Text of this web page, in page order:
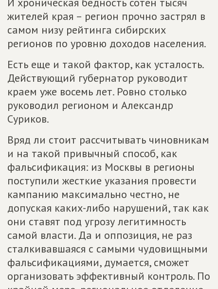
жителей края – регион прочно застрял в
самом низу рейтинга сибирских
регионов по уровню доходов населения.
Есть еще и такой фактор, как усталость.
Действующий губернатор руководит
краем уже восемь лет. Ровно столько
руководил регионом и Александр
Суриков.
Вряд ли стоит рассчитывать чиновникам
и на такой привычный способ, как
фальсификация: из Москвы в регионы
поступили жесткие указания провести
кампанию максимально честно, не
допуская каких-либо нарушений, так как
они ставят под угрозу легитимность
самой власти. Да и оппозиция, не раз
сталкивавшаяся с самыми чудовищными
фальсификациями, думается, сможет
организовать эффективный контроль. По